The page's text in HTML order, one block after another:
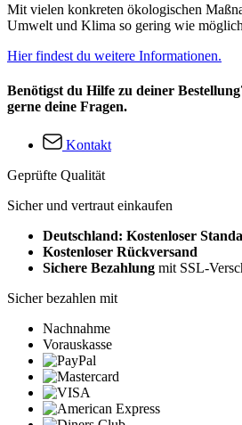
Mit vielen konkreten ökologischen
Umwelt und Klima so gering wie
Hier findest du weitere Informationen.
Benötigst du Hilfe zu deiner
gerne deine Fragen.
Kontakt
Geprüfte Qualität
Sicher und vertraut einkaufen
Deutschland: Kostenloser
Kostenloser Rückversand
Sichere Bezahlung mit SSL-
Sicher bezahlen mit
Nachnahme
Vorauskasse